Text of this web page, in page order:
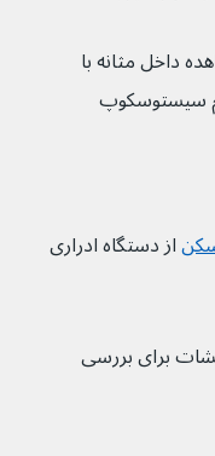
داخل مثانه با
سیستوسکوپ
از دستگاه ادراری
از آزمایشات برای بررسی